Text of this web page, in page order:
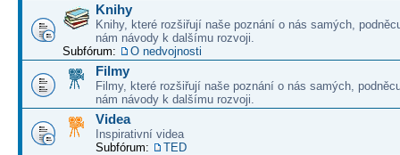
Knihy
Knihy, které rozšiřují naše poznání o nás samých,
nám návody k dalšímu rozvoji.
Subfórum:
O nedvojnosti
Filmy
Filmy, které rozšiřují naše poznání o nás samých,
nám návody k dalšímu rozvoji.
Videa
Inspirativní videa
Subfórum:
TED